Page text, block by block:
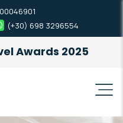
(+30) 698 3296554
Awards 2025